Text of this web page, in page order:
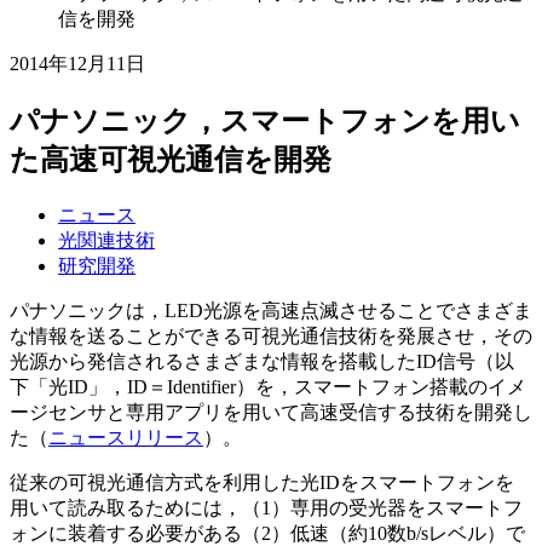
信を開発
2014年12月11日
パナソニック，スマートフォンを用い
た高速可視光通信を開発
ニュース
光関連技術
研究開発
パナソニックは，LED光源を高速点滅させることでさまざま
な情報を送ることができる可視光通信技術を発展させ，その
光源から発信されるさまざまな情報を搭載したID信号（以
下「光ID」，ID＝Identifier）を，スマートフォン搭載のイメ
ージセンサと専用アプリを用いて高速受信する技術を開発し
た（ニュースリリース ）。
従来の可視光通信方式を利用した光IDをスマートフォンを
用いて読み取るためには，（1）専用の受光器をスマートフ
ォンに装着する必要がある（2）低速（約10数b/sレベル）で